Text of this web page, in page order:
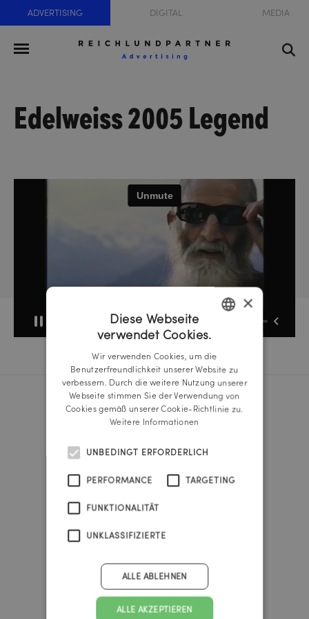
ADVERTISING DIGITAL MEDIA
Edelweiss 2005 Legend
Reichl und Partner Linz
A-4020 Linz
Tel.:+43 732 666 222
linz@reichlundpartner.at
Reichl und Partner Wien
Franz-Josefs-Kai 47
vienna@reichlundpartner.at
Reichl und Partner Graz
GERMAN
×
Diese Webseite
verwendet Cookies.
Wir verwenden Cookies, um die
Benutzerfreundlichkeit unserer Website zu
verbessern. Durch die weitere Nutzung unserer
Webseite stimmen Sie der Verwendung von
Cookies gemäß unserer Cookie-Richtlinie zu.
Weitere Informationen
UNBEDINGT ERFORDERLICH
PERFORMANCE TARGETING
FUNKTIONALITÄT
UNKLASSIFIZIERTE
ALLE AKZEPTIEREN
ALLE ABLEHNEN